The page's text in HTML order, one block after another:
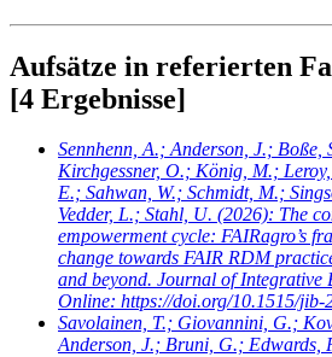
Aufsätze in referierten
[4 Ergebnisse]
Sennhenn, A.; Anderson, J.; Boße,
Kirchgessner, O.; König, M.;
E.; Sahwan, W.; Schmidt, M.;
Vedder, L.; Stahl, U. (2026): The
empowerment cycle: FAIRagro’s
change towards FAIR RDM
and beyond. Journal of Integrative
Online: https://doi.org/10.1515/jib-
Savolainen, T.; Giovannini, G.;
Anderson, J.; Bruni, G.; Edwards,